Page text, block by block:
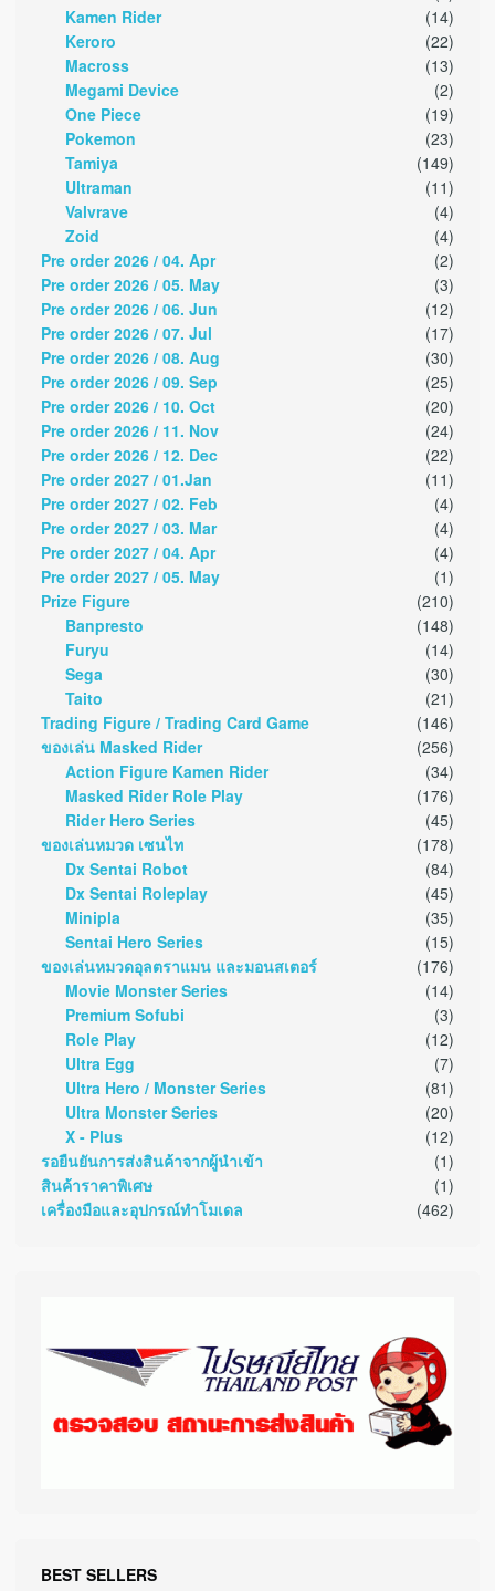
Kamen Rider
(14)
Keroro
(22)
Macross
(13)
Megami Device
(2)
One Piece
(19)
Pokemon
(23)
Tamiya
(149)
Ultraman
(11)
Valvrave
(4)
Zoid
(4)
Pre order 2026 / 04. Apr
(2)
Pre order 2026 / 05. May
(3)
Pre order 2026 / 06. Jun
(12)
Pre order 2026 / 07. Jul
(17)
Pre order 2026 / 08. Aug
(30)
Pre order 2026 / 09. Sep
(25)
Pre order 2026 / 10. Oct
(20)
Pre order 2026 / 11. Nov
(24)
Pre order 2026 / 12. Dec
(22)
Pre order 2027 / 01.Jan
(11)
Pre order 2027 / 02. Feb
(4)
Pre order 2027 / 03. Mar
(4)
Pre order 2027 / 04. Apr
(4)
Pre order 2027 / 05. May
(1)
Prize Figure
(210)
Banpresto
(148)
Furyu
(14)
Sega
(30)
Taito
(21)
Trading Figure / Trading Card Game
(146)
ของเล่น Masked Rider
(256)
Action Figure Kamen Rider
(34)
Masked Rider Role Play
(176)
Rider Hero Series
(45)
ของเล่นหมวด เซนไท
(178)
Dx Sentai Robot
(84)
Dx Sentai Roleplay
(45)
Minipla
(35)
Sentai Hero Series
(15)
ของเล่นหมวดอุลตราแมน และมอนสเตอร์
(176)
Movie Monster Series
(14)
Premium Sofubi
(3)
Role Play
(12)
Ultra Egg
(7)
Ultra Hero / Monster Series
(81)
Ultra Monster Series
(20)
X - Plus
(12)
รอยืนยันการส่งสินค้าจากผู้นำเข้า
(1)
สินค้าราคาพิเศษ
(1)
เครื่องมือและอุปกรณ์ทำโมเดล
(462)
BEST SELLERS